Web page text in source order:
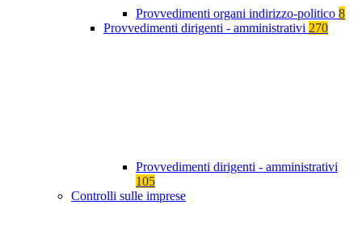
Provvedimenti organi indirizzo-politico 8
Provvedimenti dirigenti - amministrativi 270
Provvedimenti dirigenti - amministrativi
105
Controlli sulle imprese